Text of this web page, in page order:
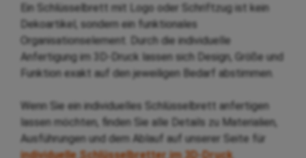
Ein Schlüsselbrett mit Logo oder Schriftzug ist kein
Dekoartikel, sondern ein funktionales
Organisationselement. Durch die individuelle
Anfertigung im 3D-Druck lassen sich Design, Größe und
Funktion exakt auf den jeweiligen Bedarf abstimmen.
Wenn Sie ein individuelles Schlüsselbrett anfertigen
lassen möchten, finden Sie alle Details zu Materialien,
Ausführungen und dem Ablauf auf unserer Seite für
individuelle Schlüsselbretter im 3D-Druck